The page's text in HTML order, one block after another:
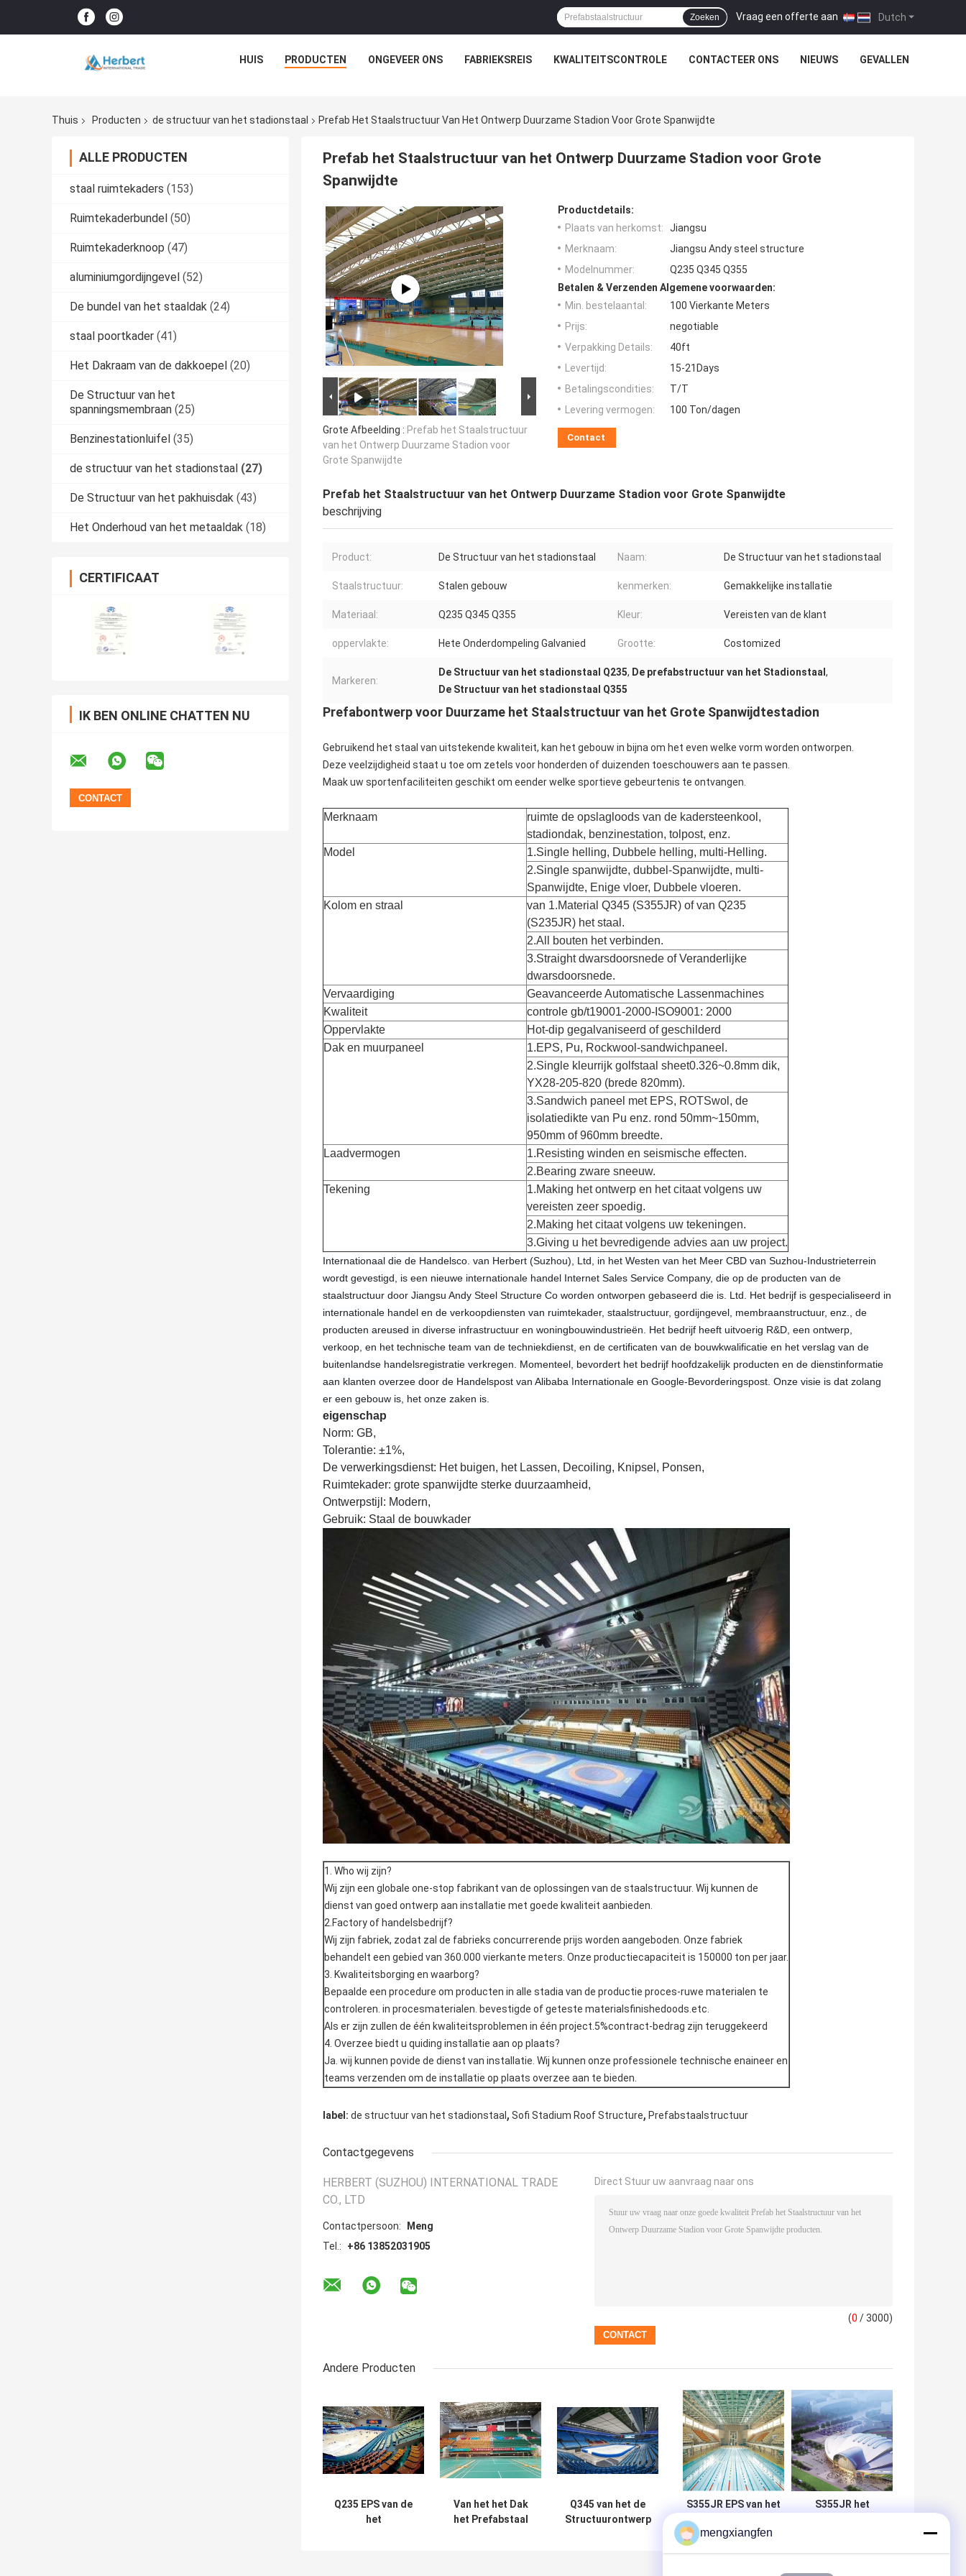
Dutch
Vraag een offerte aan |
Zoeken
HUIS PRODUCTEN ONGEVEER ONS FABRIEKSREIS KWALITEITSCONTROLE CONTACTEER ONS NIEUWS GEVALLEN
Thuis Producten de structuur van het stadionstaal Prefab Het Staalstructuur Van Het Ontwerp Duurzame Stadion Voor Grote Spanwijdte
ALLE PRODUCTEN
staal ruimtekaders (153)
Ruimtekaderbundel (50)
Ruimtekaderknoop (47)
aluminiumgordijngevel (52)
De bundel van het staaldak (24)
staal poortkader (41)
Het Dakraam van de dakkoepel (20)
De Structuur van het
spanningsmembraan (25)
Benzinestationluifel (35)
de structuur van het stadionstaal (27)
De Structuur van het pakhuisdak (43)
Het Onderhoud van het metaaldak (18)
CERTIFICAAT
IK BEN ONLINE CHATTEN NU
Prefab het Staalstructuur van het Ontwerp Duurzame Stadion voor Grote
Spanwijdte
Grote Afbeelding : Prefab het Staalstructuur
van het Ontwerp Duurzame Stadion voor
Grote Spanwijdte
Productdetails:
Plaats van herkomst:
Jiangsu
Merknaam:
Jiangsu Andy steel structure
Modelnummer:
Q235 Q345 Q355
Betalen & Verzenden Algemene voorwaarden:
Min. bestelaantal:
100 Vierkante Meters
Prijs:
negotiable
Verpakking Details:
40ft
Levertijd:
15-21Days
Betalingscondities:
T/T
Levering vermogen:
100 Ton/dagen
Contact
Prefab het Staalstructuur van het Ontwerp Duurzame Stadion voor Grote Spanwijdte
beschrijving
Product: De Structuur van het stadionstaal Naam: De Structuur van het stadionstaal
Staalstructuur: Stalen gebouw kenmerken: Gemakkelijke installatie
Materiaal: Q235 Q345 Q355 Kleur: Vereisten van de klant
oppervlakte: Hete Onderdompeling Galvanied Grootte: Costomized
Markeren:
De Structuur van het stadionstaal Q235, De prefabstructuur van het Stadionstaal ,
De Structuur van het stadionstaal Q355
Prefabontwerp voor Duurzame het Staalstructuur van het Grote Spanwijdtestadion
Gebruikend het staal van uitstekende kwaliteit, kan het gebouw in bijna om het even welke vorm worden ontworpen.
Deze veelzijdigheid staat u toe om zetels voor honderden of duizenden toeschouwers aan te passen.
Maak uw sportenfaciliteiten geschikt om eender welke sportieve gebeurtenis te ontvangen.
Merknaam
ruimte de opslagloods van de kadersteenkool,
stadiondak, benzinestation, tolpost, enz.
Model
1.Single helling, Dubbele helling, multi-Helling.
2.Single spanwijdte, dubbel-Spanwijdte, multi-
Spanwijdte, Enige vloer, Dubbele vloeren.
Kolom en straal
van 1.Material Q345 (S355JR) of van Q235
(S235JR) het staal.
2.All bouten het verbinden.
3.Straight dwarsdoorsnede of Veranderlijke
dwarsdoorsnede.
Vervaardiging
Geavanceerde Automatische Lassenmachines
Kwaliteit
controle gb/t19001-2000-ISO9001: 2000
Oppervlakte
Hot-dip gegalvaniseerd of geschilderd
Dak en muurpaneel
1.EPS, Pu, Rockwool-sandwichpaneel.
2.Single kleurrijk golfstaal sheet0.326~0.8mm dik,
YX28-205-820 (brede 820mm).
3.Sandwich paneel met EPS, ROTSwol, de
isolatiedikte van Pu enz. rond 50mm~150mm,
950mm of 960mm breedte.
Laadvermogen
1.Resisting winden en seismische effecten.
2.Bearing zware sneeuw.
Tekening
1.Making het ontwerp en het citaat volgens uw
vereisten zeer spoedig.
2.Making het citaat volgens uw tekeningen.
3.Giving u het bevredigende advies aan uw project.
Internationaal die de Handelsco. van Herbert (Suzhou), Ltd, in het Westen van het Meer CBD van Suzhou-Industrieterrein
wordt gevestigd, is een nieuwe internationale handel Internet Sales Service Company, die op de producten van de
staalstructuur door Jiangsu Andy Steel Structure Co worden ontworpen gebaseerd die is. Ltd. Het bedrijf is gespecialiseerd in
internationale handel en de verkoopdiensten van ruimtekader, staalstructuur, gordijngevel, membraanstructuur, enz., de
producten areused in diverse infrastructuur en woningbouwindustrieën. Het bedrijf heeft uitvoerig R&D, een ontwerp,
verkoop, en het technische team van de techniekdienst, en de certificaten van de bouwkwalificatie en het verslag van de
buitenlandse handelsregistratie verkregen. Momenteel, bevordert het bedrijf hoofdzakelijk producten en de dienstinformatie
aan klanten overzee door de Handelspost van Alibaba Internationale en Google-Bevorderingspost. Onze visie is dat zolang
er een gebouw is, het onze zaken is.
eigenschap
Norm: GB,
Tolerantie: ±1%,
De verwerkingsdienst: Het buigen, het Lassen, Decoiling, Knipsel, Ponsen,
Ruimtekader: grote spanwijdte sterke duurzaamheid,
Ontwerpstijl: Modern,
Gebruik: Staal de bouwkader
1. Who wij zijn?
Wij zijn een globale one-stop fabrikant van de oplossingen van de staalstructuur. Wij kunnen de
dienst van goed ontwerp aan installatie met goede kwaliteit aanbieden.
2.Factory of handelsbedrijf?
Wij zijn fabriek, zodat zal de fabrieks concurrerende prijs worden aangeboden. Onze fabriek
behandelt een gebied van 360.000 vierkante meters. Onze productiecapaciteit is 150000 ton per jaar.
3. Kwaliteitsborging en waarborg?
Bepaalde een procedure om producten in alle stadia van de productie proces-ruwe materialen te
controleren. in procesmaterialen. bevestigde of geteste materialsfinishedoods.etc.
Als er zijn zullen de één kwaliteitsproblemen in één project.5%contract-bedrag zijn teruggekeerd
4. Overzee biedt u quiding installatie aan op plaats?
Ja. wij kunnen povide de dienst van installatie. Wij kunnen onze professionele technische enaineer en
teams verzenden om de installatie op plaats overzee aan te bieden.
label: de structuur van het stadionstaal , Sofi Stadium Roof Structure, Prefabstaalstructuur
Contactgegevens
HERBERT (SUZHOU) INTERNATIONAL TRADE
CO., LTD
Contactpersoon:
Meng
Tel.:
+86 13852031905
Direct Stuur uw aanvraag naar ons
(0 / 3000)
Andere Producten
Q235 EPS van de
het
Van het het Dak
het Prefabstaal
Q345 van het de
Structuurontwerp
S355JR EPS van het
de Structuurontwerp
van het
voetbalstadion Dak
S355JR het
mengxiangfen